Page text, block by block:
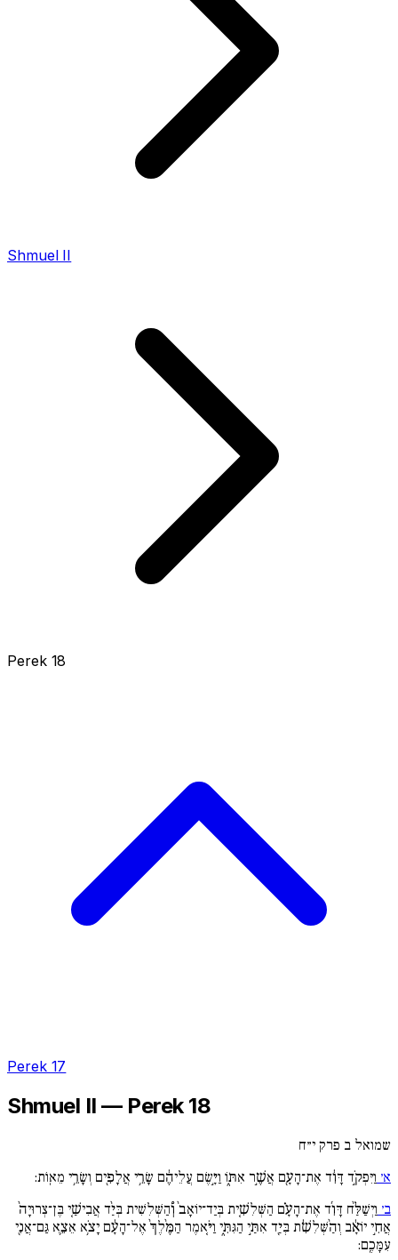
Shmuel II
Perek 18
Perek 17
Shmuel II — Perek 18
שמואל ב פרק י״ח
א׳ וַיִּפְקֹ֣ד דָּוִ֔ד אֶת־הָעָ֖ם אֲשֶׁ֣ר אִתּ֑וֹ וַיָּ֣שֶׂם עֲלֵיהֶ֔ם שָׂרֵ֥י אֲלָפִ֖ים וְשָׂרֵ֥י מֵאֽוֹת:
ב׳ וַיְשַׁלַּ֨ח דָּוִ֜ד אֶת־הָעָ֗ם הַשְּׁלִשִׁ֚ית בְּיַד־יוֹאָב֙ וְ֠הַשְּׁלִשִׁית בְּיַ֨ד אֲבִישַׁ֚י בֶּן־צְרוּיָה֙
אֲחִ֣י יוֹאָ֔ב וְהַ֨שְּׁלִשִׁ֔ת בְּיַ֖ד אִתַּ֣י הַגִּתִּ֑י וַיֹּ֚אמֶר הַמֶּ֙לֶךְ֙ אֶל־הָעָ֔ם יָצֹ֥א אֵצֵ֛א גַּם־אֲנִ֖י
עִמָּכֶֽם: